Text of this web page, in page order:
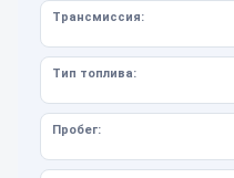
Трансмиссия:
Тип топлива:
Пробег: